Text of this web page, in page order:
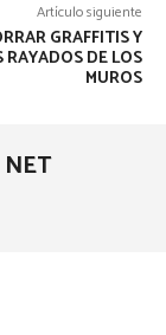
Artículo siguiente
GRAFFITIS Y
RAYADOS DE LOS
MUROS